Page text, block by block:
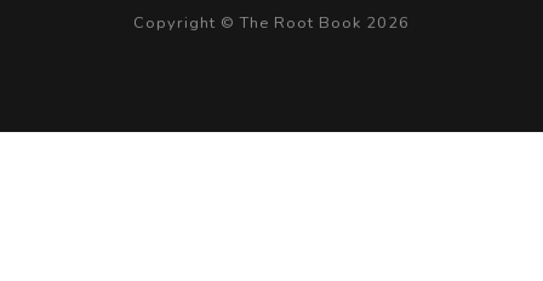
Copyright © The Root Book 2026